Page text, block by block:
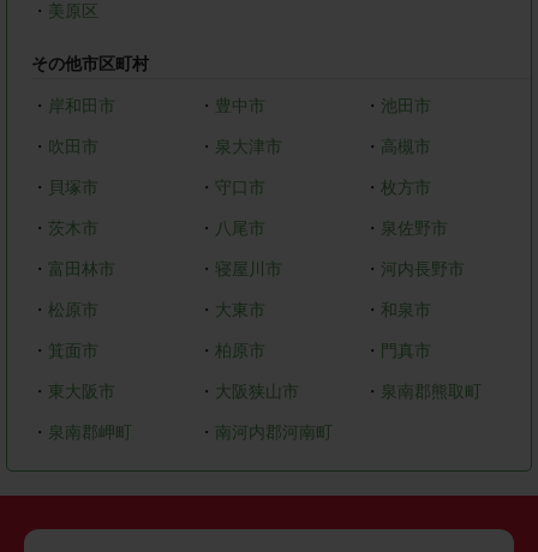
・ 美原区
その他市区町村
・ 岸和田市 ・ 豊中市 ・ 池田市
・ 吹田市 ・ 泉大津市 ・ 高槻市
・ 貝塚市 ・ 守口市 ・枚方市
・ 茨木市 ・ 八尾市 ・ 泉佐野市
・ 富田林市 ・ 寝屋川市 ・ 河内長野市
・ 松原市 ・ 大東市 ・ 和泉市
・ 箕面市 ・ 柏原市 ・ 門真市
・ 東大阪市 ・ 大阪狭山市 ・ 泉南郡熊取町
・ 泉南郡岬町 ・ 南河内郡河南町